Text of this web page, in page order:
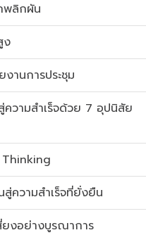
พลิกผัน
ง
านการประชุม
ความสำเร็จด้วย 7 อุปนิสัย
สู่ความสำเร็จที่ยั่งยืน
ยงอย่างบูรณาการ